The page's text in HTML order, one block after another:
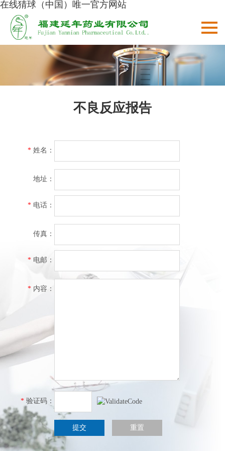
在线猜球（中国）唯一官方网站
不良反应报告
* 姓名：
地址：
* 电话：
传真：
* 电邮：
* 内容：
* 验证码：